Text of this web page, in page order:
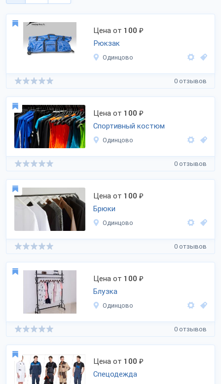
Цена от 100 ₽
Рюкзак
Одинцово
0 отзывов
Цена от 100 ₽
Спортивный костюм
Одинцово
0 отзывов
Цена от 100 ₽
Брюки
Одинцово
0 отзывов
Цена от 100 ₽
Блузка
Одинцово
0 отзывов
Цена от 100 ₽
Спецодежда